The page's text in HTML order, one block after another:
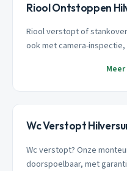
Riool Ontstoppen
Riool verstopt of
ook met camera-
Wc Verstopt
Wc verstopt? Onze
doorspoelbaar, met